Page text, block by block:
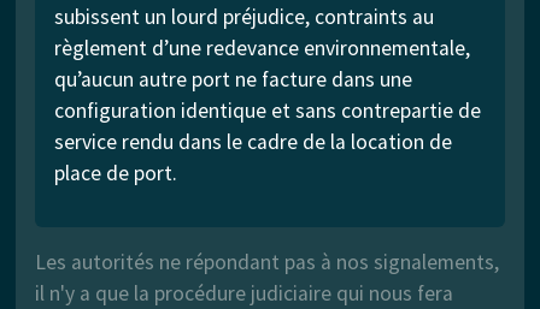
subissent un lourd préjudice, contraints au
règlement d’une redevance environnementale,
qu’aucun autre port ne facture dans une
configuration identique et sans contrepartie de
service rendu dans le cadre de la location de
place de port.
Les autorités ne répondant pas à nos signalements,
il n'y a que la procédure judiciaire qui nous fera